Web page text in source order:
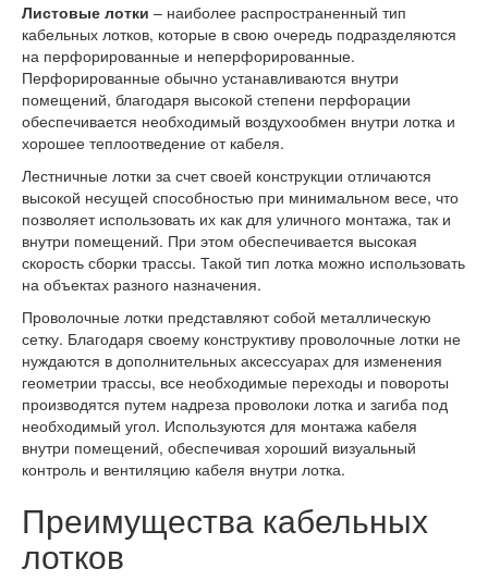
Листовые лотки – наиболее распространенный тип
кабельных лотков, которые в свою очередь подразделяются
на перфорированные и неперфорированные.
Перфорированные обычно устанавливаются внутри
помещений, благодаря высокой степени перфорации
обеспечивается необходимый воздухообмен внутри лотка и
хорошее теплоотведение от кабеля.
Лестничные лотки за счет своей конструкции отличаются
высокой несущей способностью при минимальном весе, что
позволяет использовать их как для уличного монтажа, так и
внутри помещений. При этом обеспечивается высокая
скорость сборки трассы. Такой тип лотка можно использовать
на объектах разного назначения.
Проволочные лотки представляют собой металлическую
сетку. Благодаря своему конструктиву проволочные лотки не
нуждаются в дополнительных аксессуарах для изменения
геометрии трассы, все необходимые переходы и повороты
производятся путем надреза проволоки лотка и загиба под
необходимый угол. Используются для монтажа кабеля
внутри помещений, обеспечивая хороший визуальный
контроль и вентиляцию кабеля внутри лотка.
Преимущества кабельных
лотков